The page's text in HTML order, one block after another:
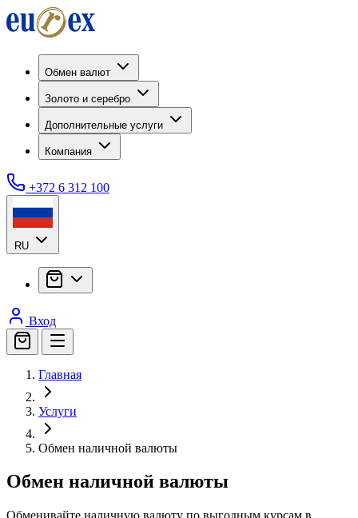
Обмен валют
Золото и серебро
Дополнительные услуги
Компания
+372 6 312 100
RU
Вход
Главная
Услуги
Обмен наличной валюты
Обмен наличной валюты